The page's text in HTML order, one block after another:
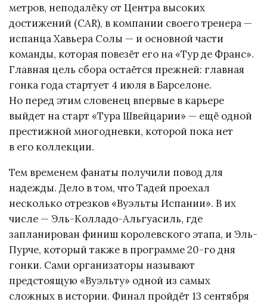
метров, неподалёку от Центра высоких
достижений (CAR), в компании своего тренера —
испанца Хавьера Солы — и основной части
команды, которая повезёт его на «Тур де Франс».
Главная цель сбора остаётся прежней: главная
гонка года стартует 4 июля в Барселоне.
Но перед этим словенец впервые в карьере
выйдет на старт «Тура Швейцарии» — ещё одной
престижной многодневки, которой пока нет
в его коллекции.
Тем временем фанаты получили повод для
надежды. Дело в том, что Тадей проехал
несколько отрезков «Вуэльты Испании». В их
числе — Эль-Колладо-Альгуасиль, где
запланирован финиш королевского этапа, и Эль-
Пурче, который также в программе 20-го дня
гонки. Сами организаторы называют
предстоящую «Вуэльту» одной из самых
сложных в истории. Финал пройдёт 13 сентября